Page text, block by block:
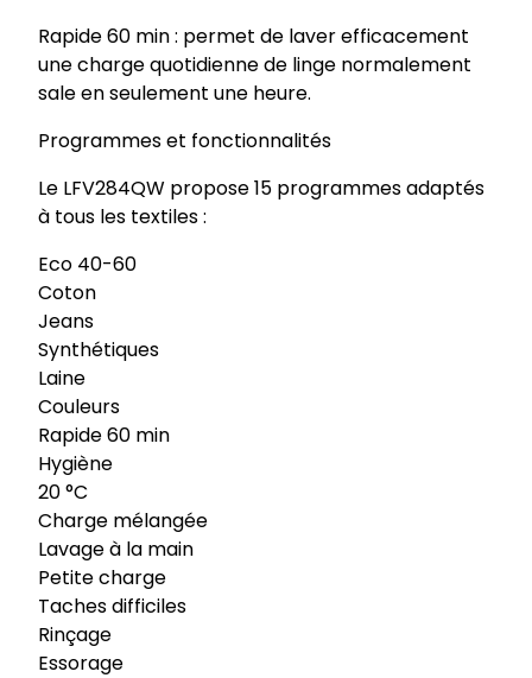
v
2
8
q
Rapide 60 min : permet de laver efficacement
une charge quotidienne de linge normalement
sale en seulement une heure.
Programmes et fonctionnalités
Le LFV284QW propose 15 programmes adaptés
à tous les textiles :
Eco 40-60
Coton
Jeans
Synthétiques
Laine
Couleurs
Rapide 60 min
Hygiène
20 °C
Charge mélangée
Lavage à la main
Petite charge
Taches difficiles
Rinçage
Essorage